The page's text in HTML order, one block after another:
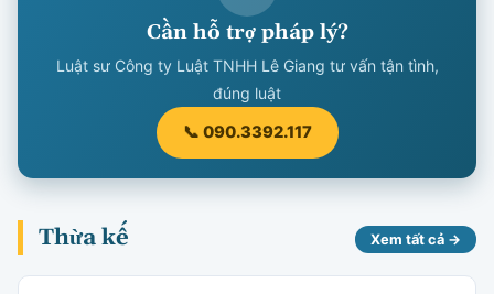
Cần hỗ trợ pháp lý?
Luật sư Công ty Luật TNHH Lê Giang tư vấn tận tình,
đúng luật
📞 090.3392.117
Thừa kế Xem tất cả →